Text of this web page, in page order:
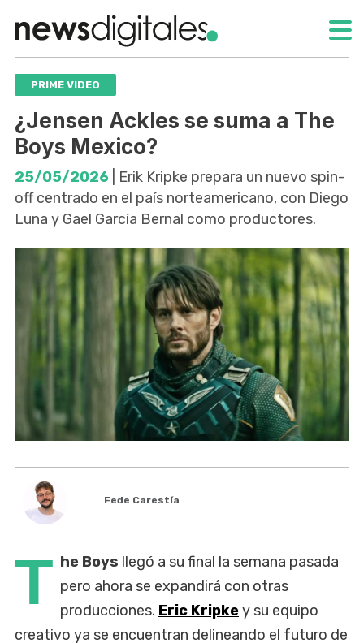
PRIME VIDEO
¿Jensen Ackles se suma a The
Boys Mexico?
25/05/2026 | Erik Kripke prepara un nuevo spin-
off centrado en el país norteamericano, con Diego
Luna y Gael García Bernal como productores.
Fede Carestía
T he Boys llegó a su final la semana pasada
pero ahora se expandirá con otras
producciones. Eric Kripkey su equipo
creativo ya se encuentran delineando el futuro de